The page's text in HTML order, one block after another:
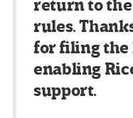
return to
rules.
for filing the
enabling
support.